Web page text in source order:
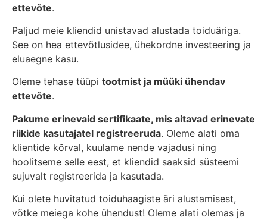
ettevõte.
Paljud meie kliendid unistavad alustada toiduäriga.
See on hea ettevõtlusidee, ühekordne investeering ja
eluaegne kasu.
Oleme tehase tüüpi tootmist ja müüki ühendav
ettevõte.
Pakume erinevaid sertifikaate, mis aitavad erinevate
riikide kasutajatel registreeruda. Oleme alati oma
klientide kõrval, kuulame nende vajadusi ning
hoolitseme selle eest, et kliendid saaksid süsteemi
sujuvalt registreerida ja kasutada.
Kui olete huvitatud toiduhaagiste äri alustamisest,
võtke meiega kohe ühendust! Oleme alati olemas ja